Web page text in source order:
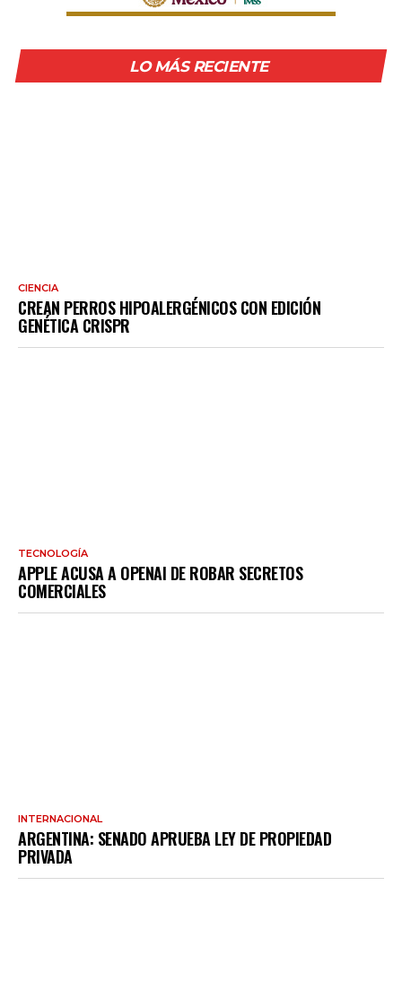
LO MÁS RECIENTE
CIENCIA
CREAN PERROS HIPOALERGÉNICOS CON EDICIÓN
GENÉTICA CRISPR
TECNOLOGÍA
APPLE ACUSA A OPENAI DE ROBAR SECRETOS
COMERCIALES
INTERNACIONAL
ARGENTINA: SENADO APRUEBA LEY DE PROPIEDAD
PRIVADA